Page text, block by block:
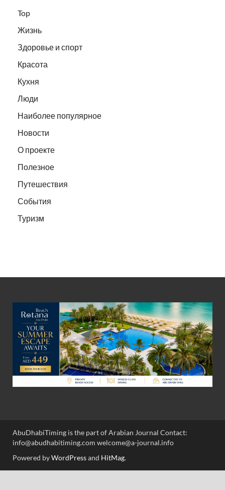
Top
Жизнь
Здоровье и спорт
Красота
Кухня
Люди
Наиболее популярное
Новости
О проекте
Полезное
Путешествия
События
Туризм
AbuDhabiTiming is the part of Arabian Journal Contact:
info@abudhabitiming.com welcome@a-journal.info
Powered byWordPressand HitMag.